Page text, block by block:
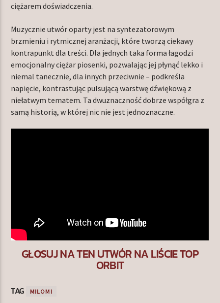
ciężarem doświadczenia.
Muzycznie utwór oparty jest na syntezatorowym
brzmieniu i rytmicznej aranżacji, które tworzą ciekawy
kontrapunkt dla treści. Dla jednych taka forma łagodzi
emocjonalny ciężar piosenki, pozwalając jej płynąć lekko i
niemal tanecznie, dla innych przeciwnie – podkreśla
napięcie, kontrastując pulsującą warstwę dźwiękową z
niełatwym tematem. Ta dwuznaczność dobrze współgra z
samą historią, w której nic nie jest jednoznaczne.
GŁOSUJ NA TEN UTWÓR NA LIŚCIE TOP
ORBIT
TAG MILOMI